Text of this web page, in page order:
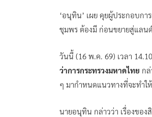
‘อนุทิน’ เผย คุยผู้ประกอบกา
ชุมพร ต้องมี ก่อนขยายสู่แลน
วันนี้ (16 พ.ค. 69) เวลา
ว่าการกระทรวงมหาดไทย ก
ๆ มากำหนดแนวทางที่จะทำใ
นายอนุทิน กล่าวว่า เรื่องขอ